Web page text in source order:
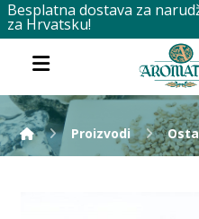
Besplatna dostava za
za Hrvatsku!
Proizvodi